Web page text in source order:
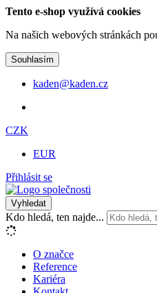
Tento e-shop využívá cookies
Na našich webových stránkách
Souhlasím
kaden@kaden.cz
CZK
EUR
Přihlásit se
Vyhledat
Kdo hledá, ten najde...
O značce
Reference
Kariéra